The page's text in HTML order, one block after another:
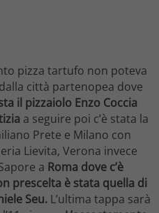
pizza tartufo non poteva
città partenopea dove
il pizzaiolo Enzo Coccia
a seguire poi c’è stata la
Prete e Milano con
Lievita, Verona invece
a Roma dove c’è
prescelta è stata quella di
Seu. L’ultima tappa sarà